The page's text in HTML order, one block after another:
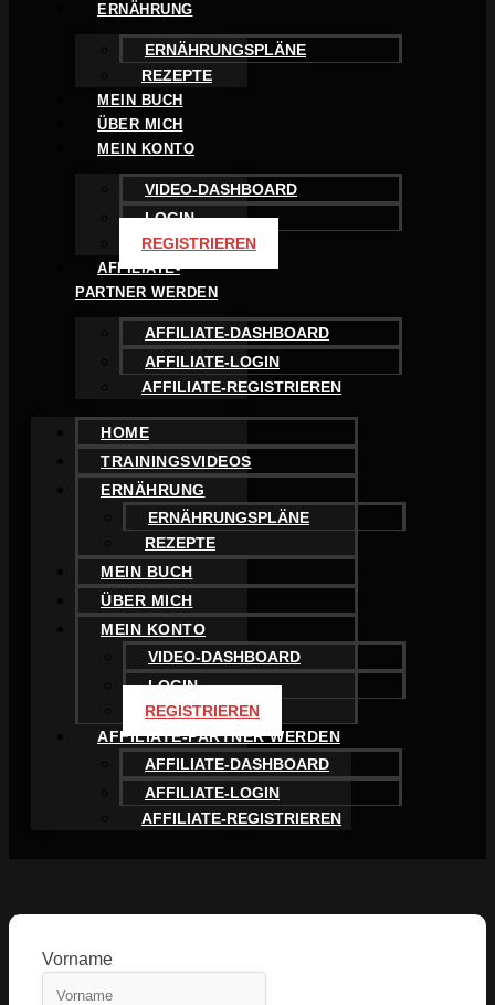
ERNÄHRUNG
ERNÄHRUNGSPLÄNE
REZEPTE
MEIN BUCH
ÜBER MICH
MEIN KONTO
VIDEO-DASHBOARD
LOGIN
REGISTRIEREN
AFFILIATE-
PARTNER WERDEN
AFFILIATE-DASHBOARD
AFFILIATE-LOGIN
AFFILIATE-REGISTRIEREN
HOME
TRAININGSVIDEOS
ERNÄHRUNG
ERNÄHRUNGSPLÄNE
REZEPTE
MEIN BUCH
ÜBER MICH
MEIN KONTO
VIDEO-DASHBOARD
LOGIN
REGISTRIEREN
AFFILIATE-PARTNER WERDEN
AFFILIATE-DASHBOARD
AFFILIATE-LOGIN
AFFILIATE-REGISTRIEREN
Vorname